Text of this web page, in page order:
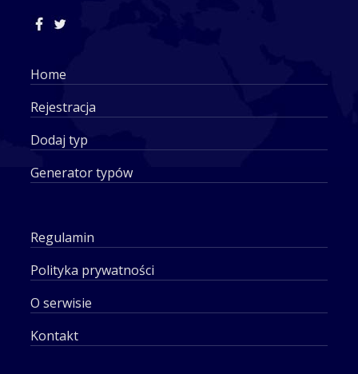
Home
Rejestracja
Dodaj typ
Generator typów
Regulamin
Polityka prywatności
O serwisie
Kontakt